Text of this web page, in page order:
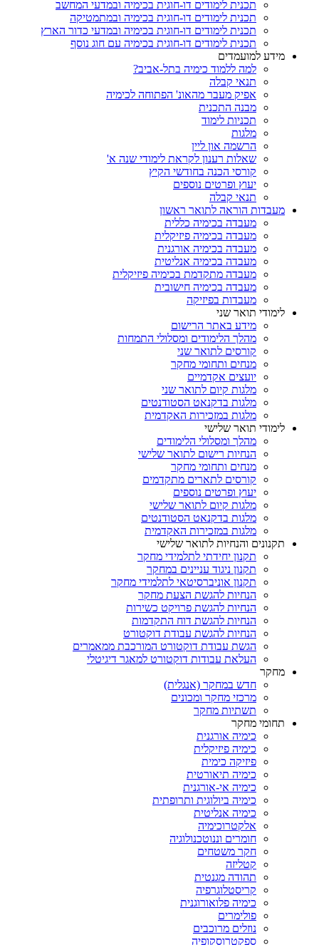
תכנית לימודים דו-חוגית בכימיה ובמדעי המחשב
תכנית לימודים דו-חוגית בכימיה ובמתמטיקה
תכנית לימודים דו-חוגית בכימיה ובמדעי כדור הארץ
תכנית לימודים דו-חוגית בכימיה עם חוג נוסף
מידע למועמדים
למה ללמוד כימיה בתל-אביב?
תנאי קבלה
אפיק מעבר מהאונ' הפתוחה לכימיה
מבנה התכנית
תכניות לימוד
מלגות
הרשמה און ליין
שאלות רענון לקראת לימודי שנה א'
קורסי הכנה בחודשי הקיץ
יעוץ ופרטים נוספים
תנאי קבלה
מעבדות הוראה לתואר ראשון
מעבדה בכימיה כללית
מעבדה בכימיה פיזיקלית
מעבדה בכימיה אורגנית
מעבדה בכימיה אנליטית
מעבדה מתקדמת בכימיה פיזיקלית
מעבדה בכימיה חישובית
מעבדות בפיזיקה
לימודי תואר שני
מידע באתר הרישום
מהלך הלימודים ומסלולי התמחות
קורסים לתואר שני
מנחים ותחומי מחקר
יועצים אקדמיים
מלגות קיום לתואר שני
מלגות בדקנאט הסטודנטים
מלגות במזכירות האקדמית
לימודי תואר שלישי
מהלך ומסלולי הלימודים
הנחיות רישום לתואר שלישי
מנחים ותחומי מחקר
קורסים לתארים מתקדמים
יעוץ ופרטים נוספים
מלגות קיום לתואר שלישי
מלגות בדקנאט הסטודנטים
מלגות במזכירות האקדמית
תקנונים והנחיות לתואר שלישי
תקנון יחידתי לתלמידי מחקר
תקנון ניגוד עניינים במחקר
תקנון אוניברסיטאי לתלמידי מחקר
הנחיות להגשת הצעת מחקר
הנחיות להגשת פרויקט כשירות
הנחיות להגשת דוח התקדמות
הנחיות להגשת עבודת דוקטורט
הגשת עבודת דוקטורט המורכבת ממאמרים
העלאת עבודות דוקטורט למאגר דיגיטלי
מחקר
חדש במחקר (אנגלית)
מרכזי מחקר ומכונים
תשתיות מחקר
תחומי מחקר
כימיה אורגנית
כימיה פיזיקלית
פיזיקה כימית
כימיה תיאורטית
כימיה אי-אורגנית
כימיה ביולוגית ותרופתית
כימיה אנליטית
אלקטרוכימיה
חומרים וננוטכנולוגיה
חקר משטחים
קטליזה
תהודה מגנטית
קריסטלוגרפיה
כימיה פלואורוגנית
פולימרים
נוזלים מרוכבים
ספקטרוסקופיה